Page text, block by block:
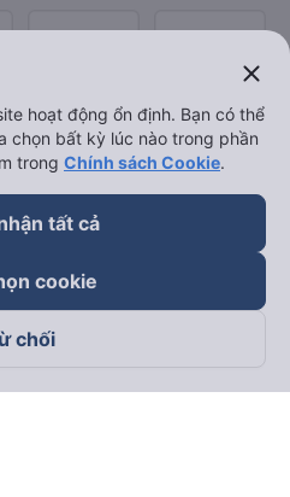
close
hoạt động ổn định. Bạn có thể
chọn bất kỳ lúc nào trong phần
trong Chính sách Cookie.
tất cả
cookie
chối